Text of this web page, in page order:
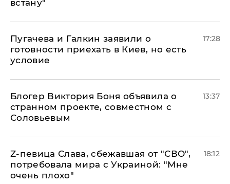
встану"
Пугачева и Галкин заявили о
готовности приехать в Киев, но есть
условие
17:28
Блогер Виктория Боня объявила о
странном проекте, совместном с
Соловьевым
13:37
Z-певица Слава, сбежавшая от "СВО",
потребовала мира с Украиной: "Мне
очень плохо"
18:12